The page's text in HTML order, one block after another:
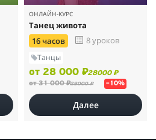
ОНЛАЙН-КУРС
Танец живота
16 часов
8 уроков
Танцы
от 28 000 ₽28000 ₽
от 31 000 ₽28000 ₽ –10%
Далее